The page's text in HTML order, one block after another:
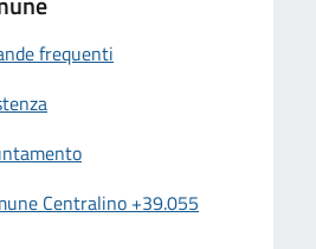
frequenti
Centralino +39.055